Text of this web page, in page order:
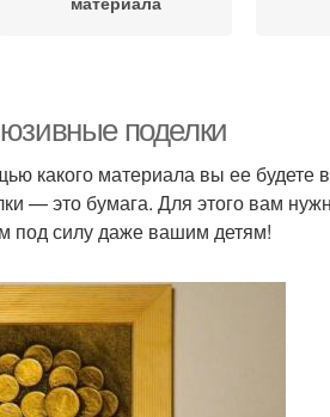
материалов
Поделки для детей
Красивые фото
поделки
какого материала вы ее будете
— это бумага. Для этого вам
под силу даже вашим детям!